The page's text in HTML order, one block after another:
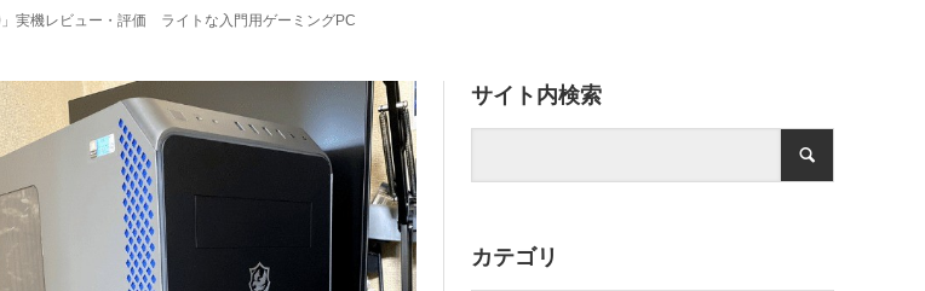
」実機レビュー・評価 ライトな入門用ゲーミングPC
サイト内検索
カテゴリ